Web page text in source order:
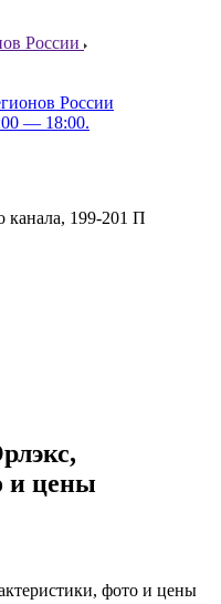
России
России
— 18:00.
канала, 199-201 П
и цены
фото и цены